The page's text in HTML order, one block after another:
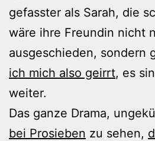
gefasster als Sarah, die
wäre ihre Freundin nicht
ausgeschieden, sondern
ich mich also geirrt, es
weiter.
Das ganze Drama,
bei Prosieben zu sehen,